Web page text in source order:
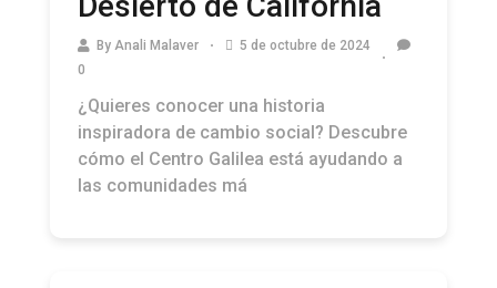
Desierto de California
¿Quieres conocer una historia
inspiradora de cambio social? Descubre
cómo el Centro Galilea está ayudando a